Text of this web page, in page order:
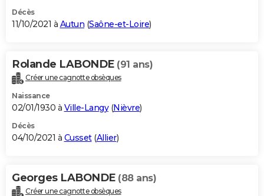
Décès
11/10/2021 à Autun (Saône-et-Loire)
Rolande LABONDE (91 ans)
Créer une cagnotte obsèques
Naissance
02/01/1930 à Ville-Langy(Nièvre)
Décès
04/10/2021 à Cusset(Allier)
Georges LABONDE (88 ans)
Créer une cagnotte obsèques